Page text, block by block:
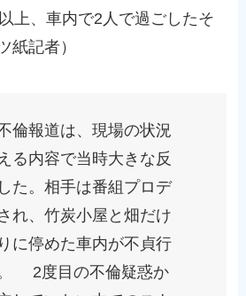
上、車内で2人で過ごしたそ
紙記者）
倫報道は、現場の状況
る内容で当時大きな反
た。相手は番組プロデ
れ、竹炭小屋と畑だけ
に停めた車内が不貞行
2度目の不倫疑惑か